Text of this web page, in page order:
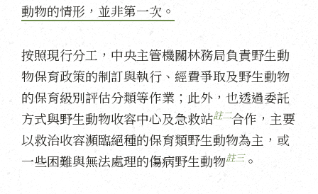
動物的情形，並非第一次。
按照現行分工，中央主管機關林務局負責野生動
物保育政策的制訂與執行、經費爭取及野生動物
的保育級別評估分類等作業；此外，也透過委託
方式與野生動物收容中心及急救站註二合作，主要
以救治收容瀕臨絕種的保育類野生動物為主，或
一些困難與無法處理的傷病野生動物註三。